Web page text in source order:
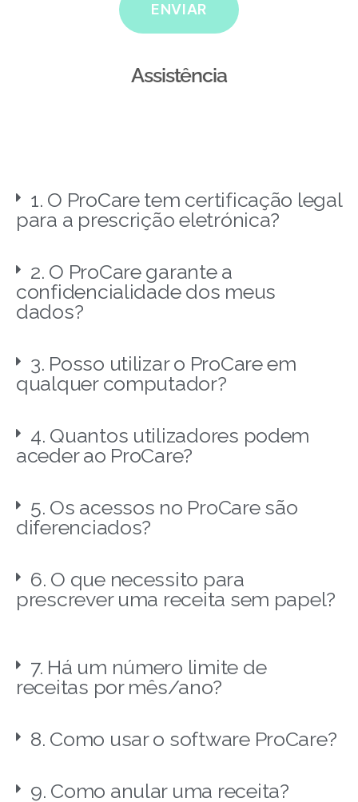
ENVIAR
Assistência
1. O ProCare tem certificação legal
para a prescrição eletrónica?
2. O ProCare garante a
confidencialidade dos meus
dados?
3. Posso utilizar o ProCare em
qualquer computador?
4. Quantos utilizadores podem
aceder ao ProCare?
5. Os acessos no ProCare são
diferenciados?
6. O que necessito para
prescrever uma receita sem papel?
7. Há um número limite de
receitas por mês/ano?
8. Como usar o software ProCare?
9. Como anular uma receita?